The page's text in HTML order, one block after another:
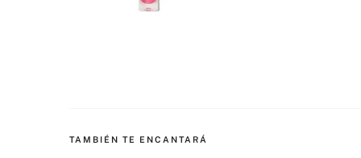
TAMBIÉN TE ENCANTARÁ